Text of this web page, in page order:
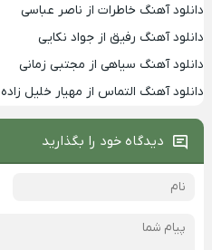
دانلود آهنگ خاطرات از ناصر عباسی
دانلود آهنگ رفیق از جواد نکایی
دانلود آهنگ سیاهی از مجتبی زمانی
دانلود آهنگ التماس از مهیار خلیل زاده
دیدگاه خود را بگذارید